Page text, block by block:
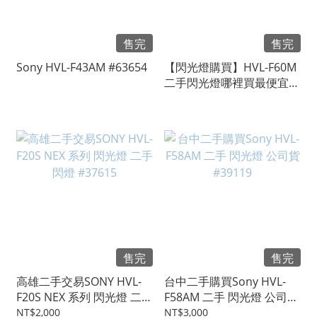
售完
Sony HVL-F43AM #63654
售完
【閃光燈購買】HVL-F60M
二手閃光燈哪裡買最便宜？
售完
高雄二手交易SONY HVL-
F20S NEX 系列 閃光燈 二手
閃燈 #37615
NT$2,000
售完
台中二手購買Sony HVL-
F58AM 二手 閃光燈 公司貨
#39119
NT$3,000